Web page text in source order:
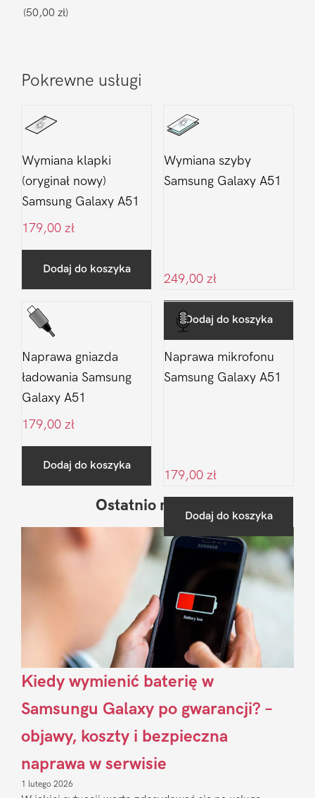
(50,00 zł)
Pokrewne usługi
Wymiana klapki
(oryginał nowy)
Samsung Galaxy A51
179,00 zł
Dodaj do koszyka
Wymiana szyby
Samsung Galaxy A51
249,00 zł
Dodaj do koszyka
Naprawa gniazda
ładowania Samsung
Galaxy A51
179,00 zł
Dodaj do koszyka
Naprawa mikrofonu
Samsung Galaxy A51
179,00 zł
Dodaj do koszyka
Sidebar
Ostatnio na blogu
Kiedy wymienić baterię w
Samsungu Galaxy po gwarancji? –
objawy, koszty i bezpieczna
naprawa w serwisie
1 lutego 2026